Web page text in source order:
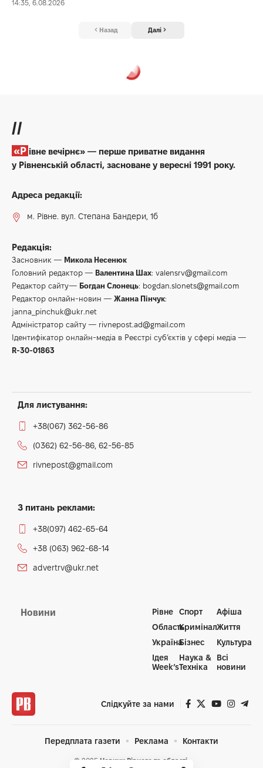
14:35, 6.08.2026
Назад Далі
//
«Рівне вечірнє» — перше приватне видання
у Рівненській області, засноване у вересні 1991 року.
Адреса редакції:
м. Рівне. вул. Степана Бандери, 1б
Редакція:
Засновник — Микола Несенюк
Головний редактор — Валентина Шах: valensrv@gmail.com
Редактор сайту— Богдан Слонець: bogdan.slonets@gmail.com
Редактор онлайн-новин — Жанна Пінчук:
janna_pinchuk@ukr.net
Адміністратор сайту — rivnepost.ad@gmail.com
Ідентифікатор онлайн-медіа в Реєстрі суб’єктів у сфері медіа —
R-30-01863
Для листування:
+38(067) 362-56-86
(0362) 62-56-86, 62-56-85
rivnepost@gmail.com
З питань реклами:
+38(097) 462-65-64
+38 (063) 962-68-14
advertrv@ukr.net
Новини
Рівне
Область
Україна
Ідея
Week’s
Спорт
Кримінал
Бізнес
Наука &
Техніка
Афіша
Життя
Культура
Всі
новини
Слідкуйте за нами
© 2025 Новини Рівного та області.
Передплата газети Реклама Контакти